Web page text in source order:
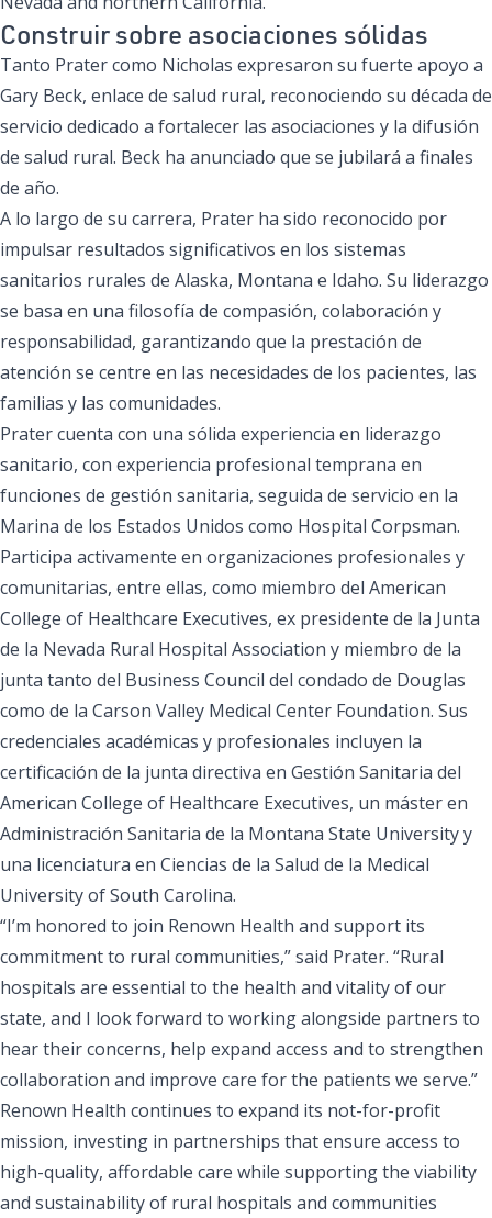
Construir sobre asociaciones sólidas
Tanto Prater como Nicholas expresaron su fuerte apoyo a
Gary Beck, enlace de salud rural, reconociendo su década de
servicio dedicado a fortalecer las asociaciones y la difusión
de salud rural. Beck ha anunciado que se jubilará a finales
de año.
A lo largo de su carrera, Prater ha sido reconocido por
impulsar resultados significativos en los sistemas
sanitarios rurales de Alaska, Montana e Idaho. Su liderazgo
se basa en una filosofía de compasión, colaboración y
responsabilidad, garantizando que la prestación de
atención se centre en las necesidades de los pacientes, las
familias y las comunidades.
Prater cuenta con una sólida experiencia en liderazgo
sanitario, con experiencia profesional temprana en
funciones de gestión sanitaria, seguida de servicio en la
Marina de los Estados Unidos como Hospital Corpsman.
Participa activamente en organizaciones profesionales y
comunitarias, entre ellas, como miembro del American
College of Healthcare Executives, ex presidente de la Junta
de la Nevada Rural Hospital Association y miembro de la
junta tanto del Business Council del condado de Douglas
como de la Carson Valley Medical Center Foundation. Sus
credenciales académicas y profesionales incluyen la
certificación de la junta directiva en Gestión Sanitaria del
American College of Healthcare Executives, un máster en
Administración Sanitaria de la Montana State University y
una licenciatura en Ciencias de la Salud de la Medical
University of South Carolina.
“I’m honored to join Renown Health and support its
commitment to rural communities,” said Prater. “Rural
hospitals are essential to the health and vitality of our
state, and I look forward to working alongside partners to
hear their concerns, help expand access and to strengthen
collaboration and improve care for the patients we serve.”
Renown Health continues to expand its not-for-profit
mission, investing in partnerships that ensure access to
high-quality, affordable care while supporting the viability
and sustainability of rural hospitals and communities